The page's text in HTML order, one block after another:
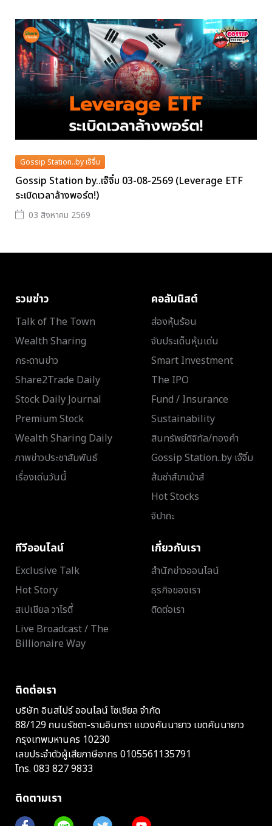
Gossip Station..by เจ๊จิ๋ม
Gossip Station by..เจ๊จิ๋ม 03-08-2569 (Leverage ETF
ระเบิดเวลาล้างพอร์ต!)
03 สิงหาคม 2569
รวมข่าว
Talk of The Town
Wealth Sharing
กระดานข่าว
Share2Trade Daily
Stock Daily Journal
Premium Stock
Wealth Sharing Daily
ภาพข่าวประชาสัมพันธ์
เรื่องเด่นวันนี้
คอลัมนิสต์
ส่องหุ้นร้อน
จับประเด็นหุ้นเด่น
Smart Investment
The IPO
Fund / Insurance
Sustainability
สินทรัพย์ดิจิทัล/ทองคำ
Gossip Station..by เจ๊จิ๋ม
ส้มซ่าส์ขาเม้าส์
Hot Stocks
จิปาถะ
ทีวีออนไลน์
Exclusive Talk
Hot Story
สเปเชียล วาไรตี้
Live Broadcast / The
Billionaire Way
เกี่ยวกับเรา
สำนักข่าวออนไลน์
ธุรกิจของเรา
ติดต่อเรา
ติดต่อเรา
บริษัท อินสไปร์ ออนไลน์ โซเชียล จำกัด
88/129 ถนนรัชดา-รามอินทรา แขวงคันนายาว เขตคันนายาว
กรุงเทพมหานคร 10230
เลขประจำตัวผู้เสียภาษีอากร 0105561135791
โทร. 083 827 9833
ติดตามเรา